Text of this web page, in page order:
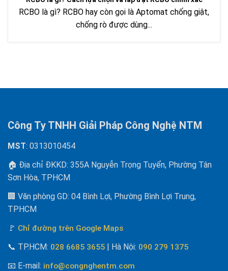
RCBO là gì? RCBO hay còn gọi là Aptomat chống giật,
chống rò được dùng...
Công Ty TNHH Giải Pháp Công Nghệ NTM
MST: 0313010454
🏠 Địa chỉ ĐKKD: 355A Nguyễn Trọng Tuyển, Phường Tân
Sơn Hòa, TPHCM
🏢 Văn phòng GD: 04 Bình Lợi, Phường Bình Lợi Trung,
TPHCM
🚩 Chỉ đường trên Google Maps
📞 TP.HCM: 028 6685 3655 | Hà Nội: 090 279 1375
📧 E-mail: info@congnghentm.com